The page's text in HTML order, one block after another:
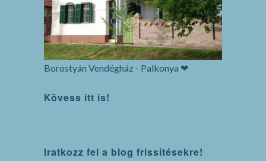
Borostyán Vendégház - Palkonya ❤
Kövess itt is!
Iratkozz fel a blog frissítésekre!